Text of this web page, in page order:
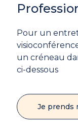
Pour un
un créneau
ci-dessous
Je prends